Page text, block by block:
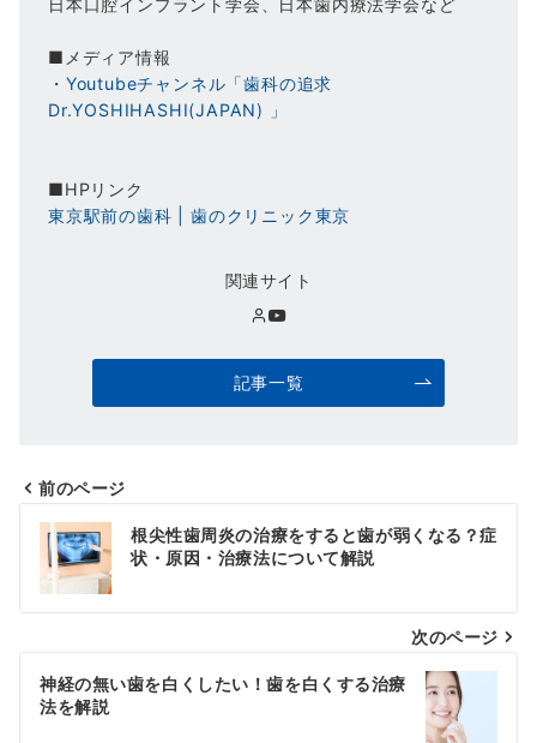
■メディア情報
・ Youtubeチャンネル「歯科の追求
Dr.YOSHIHASHI(JAPAN) 」
■HPリンク
東京駅前の歯科 | 歯のクリニック東京
関連サイト
記事一覧
投
ナ
ビ
ゲ
ー
前のページ
根尖性歯周炎の治療をすると歯が弱くなる？症
状・原因・治療法について解説
次のページ
神経の無い歯を白くしたい！歯を白くする治療
法を解説